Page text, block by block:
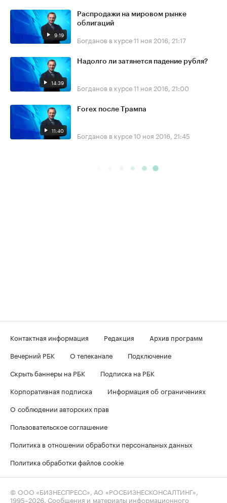
9:19
Распродажи на мировом рынке
облигаций
Богданов в курсе11 ноя 2016, 21:17
14:39
Надолго ли затянется падение рубля?
Богданов в курсе11 ноя 2016, 21:00
11:40
Forex после Трампа
Богданов в курсе10 ноя 2016, 21:45
Контактная информация Редакция
Архив программ
Вечерний РБК
О телеканале
Подключение
Скрыть баннеры на РБК
Подписка на РБК
Корпоративная подписка
Информация об ограничениях
О соблюдении авторских прав
Пользовательское соглашение
Политика в отношении обработки персональных данных
Политика обработки файлов cookie
© ООО «БИЗНЕСПРЕСС», АО «РОСБИЗНЕСКОНСАЛТИНГ»,
1995–2026 . Сообщения и материалы информационного